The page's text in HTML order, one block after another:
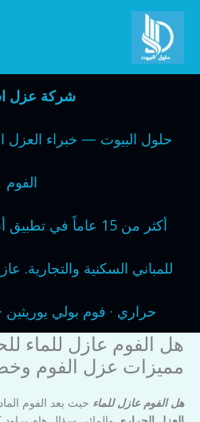
تخطي
المحتوى
شركة عزل
حلول البيوت — خبراء العزل
الفوم
أكثر من 15 عاماً في
للمباني السكنية والتجارية.
حراري · فوم بولي يوريثين
هل الفوم عازل للماء
مميزات عزل الفوم
هل الفوم عازل للماء حيث يعد الفوم